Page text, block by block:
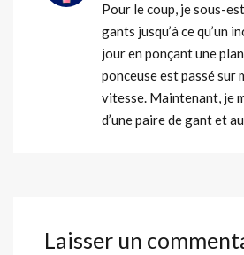
Pour le coup, je sous-
gants jusqu’à ce qu’un
jour en ponçant une
ponceuse est passé sur
vitesse. Maintenant, je
d’une paire de gant et
Laisser un